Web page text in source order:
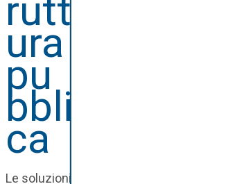
rutt
ura
pu
bbli
ca
Le soluzioni